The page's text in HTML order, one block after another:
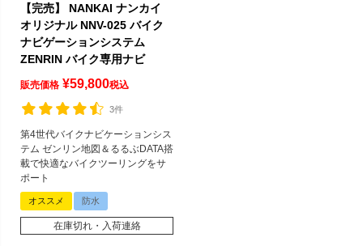
【完売】 NANKAI ナンカイ
オリジナル NNV-025 バイク
ナビゲーションシステム
ZENRIN バイク専用ナビ
販売価格 ¥59,800税込
3件
第4世代バイクナビケーションシス
テム ゼンリン地図＆るるぶDATA搭
載で快適なバイクツーリングをサ
ポート
オススメ 防水
在庫切れ・入荷連絡